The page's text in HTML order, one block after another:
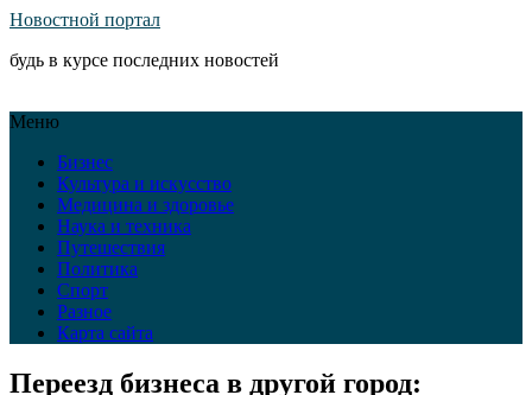
Новостной портал
будь в курсе последних новостей
Меню
Бизнес
Культура и искусство
Медицина и здоровье
Наука и техника
Путешествия
Политика
Спорт
Разное
Карта сайта
Переезд бизнеса в другой город: